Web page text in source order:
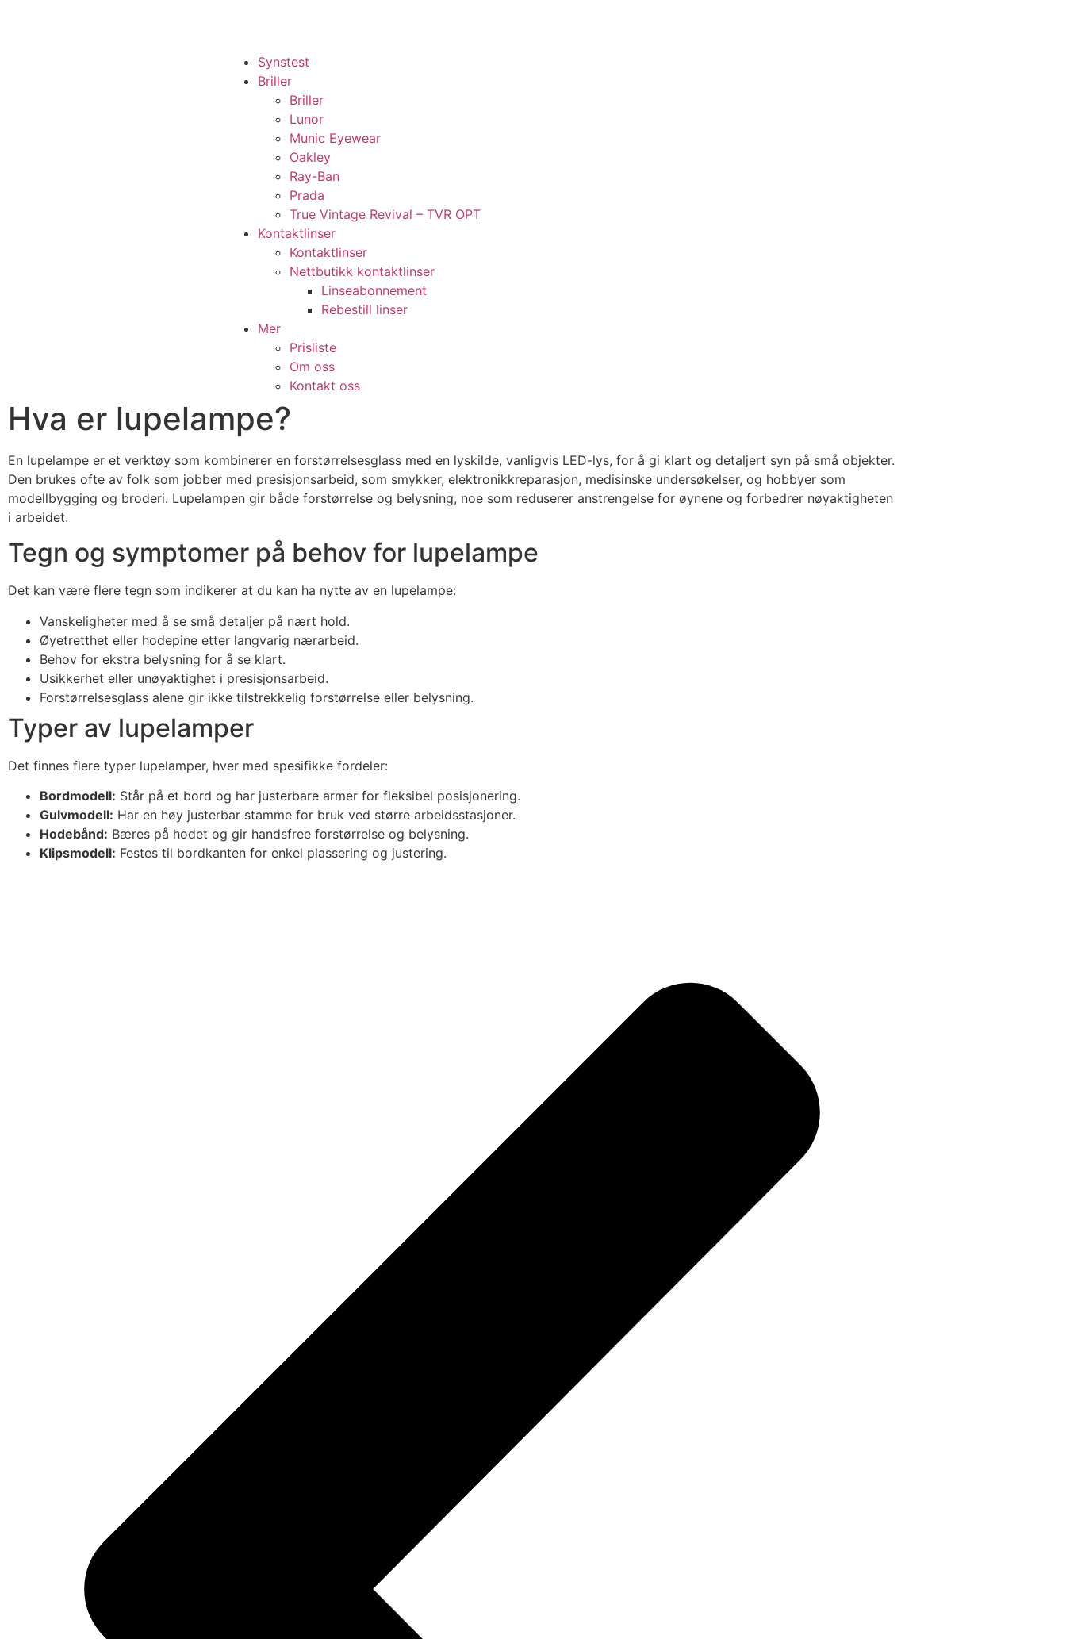
Synstest
Briller
Briller
Lunor
Munic Eyewear
Oakley
Ray-Ban
Prada
True Vintage Revival – TVR OPT
Kontaktlinser
Kontaktlinser
Nettbutikk kontaktlinser
Linseabonnement
Rebestill linser
Mer
Prisliste
Om oss
Kontakt oss
Hva er lupelampe?
En lupelampe er et verktøy som kombinerer en forstørrelsesglass med en lyskilde, vanligvis LED-lys, for å gi klart og detaljert syn på små objekter.
Den brukes ofte av folk som jobber med presisjonsarbeid, som smykker, elektronikkreparasjon, medisinske undersøkelser, og hobbyer som
modellbygging og broderi. Lupelampen gir både forstørrelse og belysning, noe som reduserer anstrengelse for øynene og forbedrer nøyaktigheten
i arbeidet.
Tegn og symptomer på behov for lupelampe
Det kan være flere tegn som indikerer at du kan ha nytte av en lupelampe:
Vanskeligheter med å se små detaljer på nært hold.
Øyetretthet eller hodepine etter langvarig nærarbeid.
Behov for ekstra belysning for å se klart.
Usikkerhet eller unøyaktighet i presisjonsarbeid.
Forstørrelsesglass alene gir ikke tilstrekkelig forstørrelse eller belysning.
Typer av lupelamper
Det finnes flere typer lupelamper, hver med spesifikke fordeler:
Bordmodell: Står på et bord og har justerbare armer for fleksibel posisjonering.
Gulvmodell: Har en høy justerbar stamme for bruk ved større arbeidsstasjoner.
Hodebånd: Bæres på hodet og gir handsfree forstørrelse og belysning.
Klipsmodell: Festes til bordkanten for enkel plassering og justering.